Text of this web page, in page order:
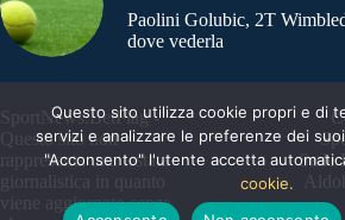
Paolini Golubic, 2T
dove vederla
SportNews.BetFlag -
Questo sito non
rappresenta una testata
giornalistica in quanto
viene aggiornato senza
Sede
Questo sito utilizza cookie propri e di
servizi e analizzare le preferenze dei
"Acconsento" l'utente accetta
cookie.